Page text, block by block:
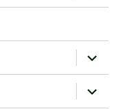
menú
amplia
el
menú
fill
amplia
el